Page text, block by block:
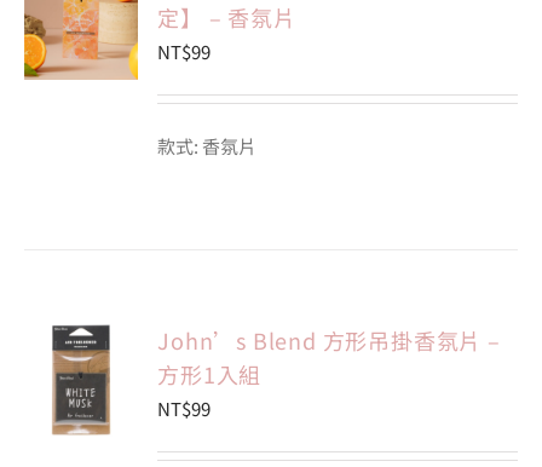
定】 – 香氛片
NT$99
款式: 香氛片
加入購
物車
詳
John’s Blend 方形吊掛香氛片 –
方形1入組
NT$99